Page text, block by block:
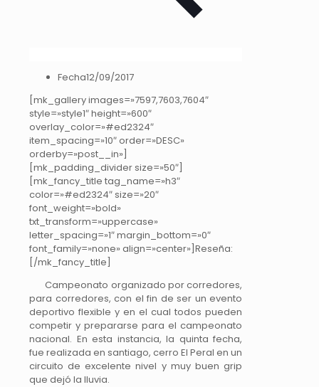
Fecha12/09/2017
[mk_gallery images=»7597,7603,7604″
style=»style1″ height=»600″
overlay_color=»#ed2324″
item_spacing=»10″ order=»DESC»
orderby=»post__in»]
[mk_padding_divider size=»50″]
[mk_fancy_title tag_name=»h3″
color=»#ed2324″ size=»20″
font_weight=»bold»
txt_transform=»uppercase»
letter_spacing=»1″ margin_bottom=»0″
font_family=»none» align=»center»]Reseña:
[/mk_fancy_title]
Campeonato organizado por corredores,
para corredores, con el fin de ser un evento
deportivo flexible y en el cual todos pueden
competir y prepararse para el campeonato
nacional. En esta instancia, la quinta fecha,
fue realizada en santiago, cerro El Peral en un
circuito de excelente nivel y muy buen grip
que dejó la lluvia.